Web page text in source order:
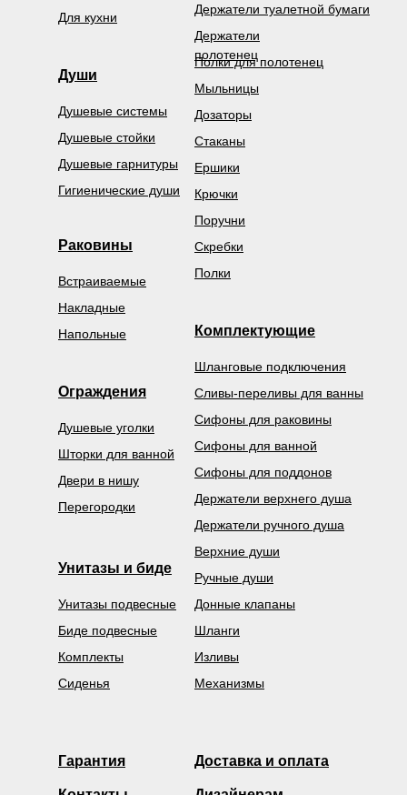
Души
Душевые гарнитуры
Душевые системы
Гигиенические души
Поручни
Скребки
Дозаторы
Полки
Стаканы
Ершики
Верхние души
Ручные души
Крючки
Держатели
полотенец
Мыльницы
Держатели туалетной бумаги
Полки для полотенец
Сифоны для поддонов
Держатели верхнего душа
Держатели ручного душа
Механизмы
Донные клапаны
Шланги
Изливы
Сливы-переливы для ванны
Сифоны для ванной
Шланговые подключения
Сифоны для раковины
Унитазы и биде
Унитазы подвесные
Биде подвесные
Комплекты
Раковины
Встраиваемые
Накладные
Напольные
Для кухни
Ограждения
Душевые уголки
Шторки для ванной
Двери в нишу
Перегородки
Комплектующие
Доставка и оплата
Гарантия
Душевые стойки
Сиденья